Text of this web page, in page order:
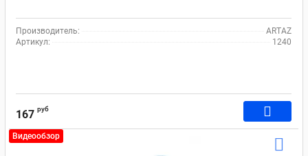
Производитель:
ARTAZ
Артикул:
1240
167 руб
Видеообзор